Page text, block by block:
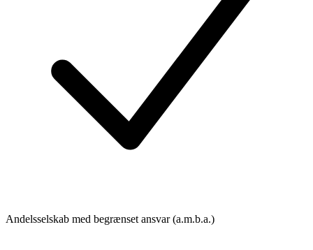
Andelsselskab med begrænset ansvar (a.m.b.a.)